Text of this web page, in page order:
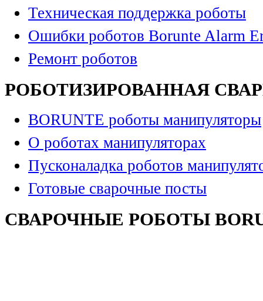
Техническая поддержка роботы
Ошибки роботов Borunte Alarm
Ремонт роботов
РОБОТИЗИРОВАННАЯ
BORUNTE роботы манипуляторы
О роботах манипуляторах
Пусконаладка роботов
Готовые сварочные посты
СВАРОЧНЫЕ РОБОТЫ